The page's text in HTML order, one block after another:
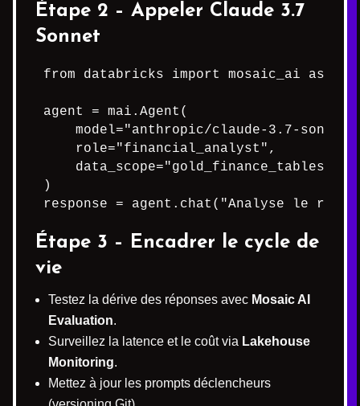
Étape 2 – Appeler Claude 3.7
Sonnet
from databricks import mosaic_ai as mai
agent = mai.Agent(
model="anthropic/claude-3.7-
    role="financial_analyst",
    data_scope="gold_finance_tables"
)
response = agent.chat("Analyse le
Étape 3 – Encadrer le cycle de
vie
Testez la dérive des réponses avec Mosaic AI
Evaluation.
Surveillez la latence et le coût via Lakehouse
Monitoring.
Mettez à jour les prompts déclencheurs